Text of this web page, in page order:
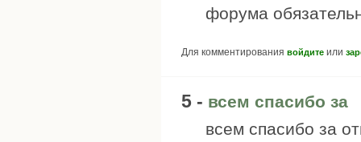
форума
Для комментирования войдите или
5 - всем спасибо за
всем спасибо за